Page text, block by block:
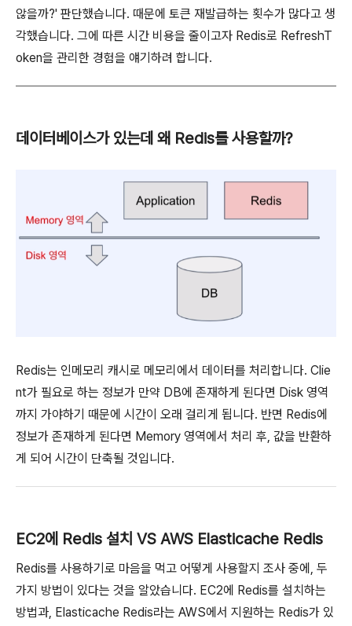
않을까?' 판단했습니다. 때문에 토큰 재발급하는 횟수가 많다고 생
각했습니다. 그에 따른 시간 비용을 줄이고자 Redis로 RefreshT
oken을 관리한 경험을 얘기하려 합니다.
데이터베이스가 있는데 왜 Redis를 사용할까?
Redis는 인메모리 캐시로 메모리에서 데이터를 처리합니다. Clie
nt가 필요로 하는 정보가 만약 DB에 존재하게 된다면 Disk 영역
까지 가야하기 때문에 시간이 오래 걸리게 됩니다. 반면 Redis에
정보가 존재하게 된다면 Memory 영역에서 처리 후, 값을 반환하
게 되어 시간이 단축될 것입니다.
EC2에 Redis 설치 VS AWS Elasticache Redis
Redis를 사용하기로 마음을 먹고 어떻게 사용할지 조사 중에, 두
가지 방법이 있다는 것을 알았습니다. EC2에 Redis를 설치하는
방법과, Elasticache Redis라는 AWS에서 지원하는 Redis가 있